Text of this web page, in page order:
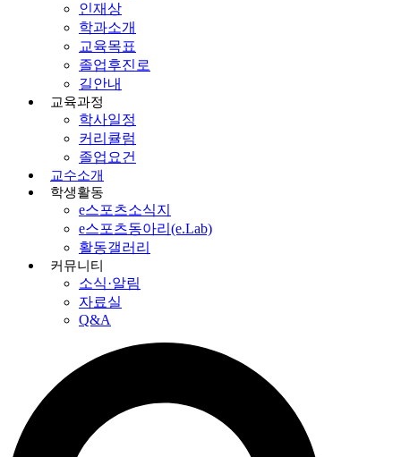
인재상
학과소개
교육목표
졸업후진로
길안내
교육과정
학사일정
커리큘럼
졸업요건
교수소개
학생활동
e스포츠소식지
e스포츠동아리(e.Lab)
활동갤러리
커뮤니티
소식·알림
자료실
Q&A